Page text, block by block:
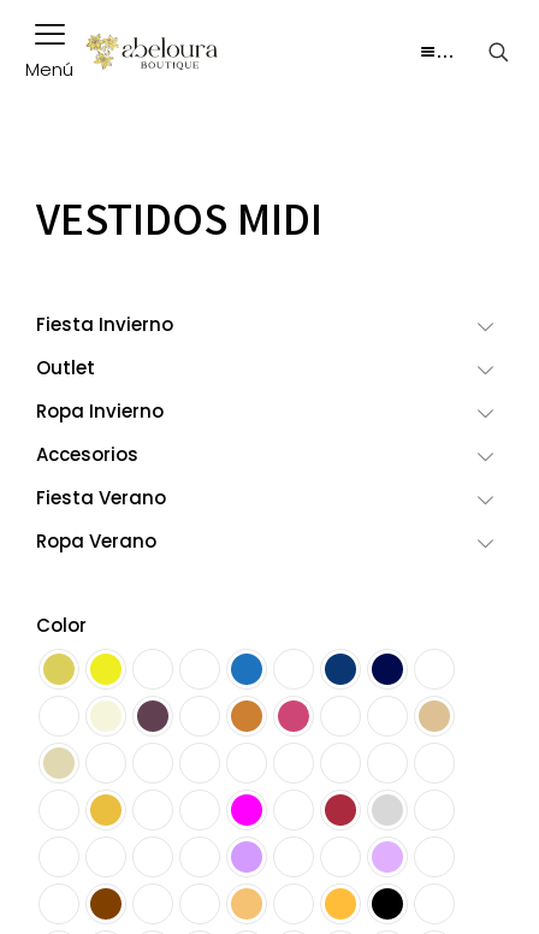
Menú
…
VESTIDOS MIDI
Fiesta Invierno
Outlet
Ropa Invierno
Accesorios
Fiesta Verano
Ropa Verano
Color